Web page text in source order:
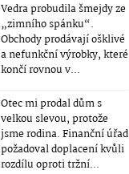
Vedra probudila šmejdy ze
„zimního spánku“.
Obchody prodávají ošklivé
a nefunkční výrobky, které
končí rovnou v...
Otec mi prodal dům s
velkou slevou, protože
jsme rodina. Finanční úřad
požadoval doplacení kvůli
rozdílu oproti tržní...